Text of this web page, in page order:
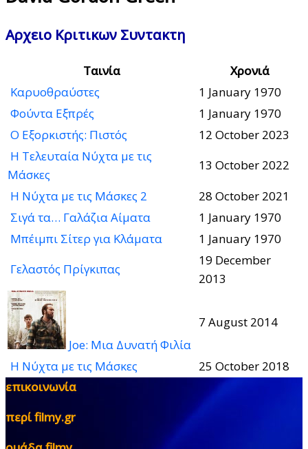
Αρχειο Κριτικων Συντακτη
Ταινία
Χρονιά
Καρυοθραύστες
1 January 1970
Φούντα Εξπρές
1 January 1970
Ο Εξορκιστής: Πιστός
12 October 2023
Η Τελευταία Νύχτα με τις
Μάσκες
13 October 2022
Η Νύχτα με τις Μάσκες 2
28 October 2021
Σιγά τα… Γαλάζια Αίματα
1 January 1970
Μπέιμπι Σίτερ για Κλάματα
1 January 1970
Γελαστός Πρίγκιπας
19 December
2013
Joe: Μια Δυνατή Φιλία
7 August 2014
Η Νύχτα με τις Μάσκες
25 October 2018
επικοινωνία
περί filmy.gr